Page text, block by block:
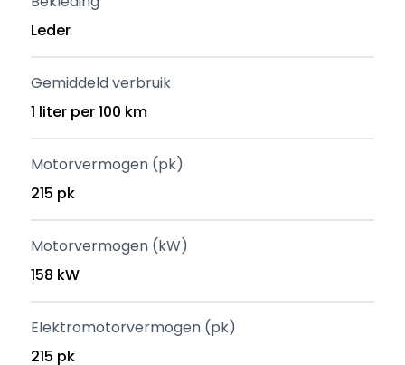
Leder
Gemiddeld verbruik
1 liter per 100 km
Motorvermogen (pk)
215 pk
Motorvermogen (kW)
158 kW
Elektromotorvermogen (pk)
215 pk